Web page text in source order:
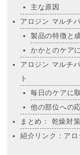
主な原因
アロジン マルチ
製品の特徴と
かかとのケア
アロジン マルチ
ト
毎日のケアに
他の部位への
まとめ：
乾燥対
紹介リンク：ア